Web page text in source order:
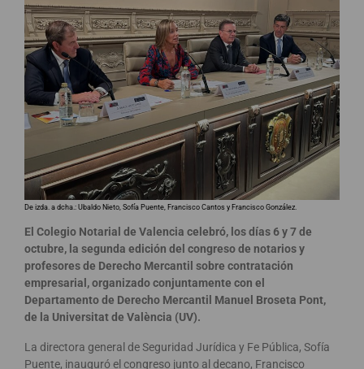
De izda. a dcha.: Ubaldo Nieto, Sofía Puente, Francisco Cantos y Francisco González.
El Colegio Notarial de Valencia celebró, los días 6 y 7 de
octubre, la segunda edición del congreso de notarios y
profesores de Derecho Mercantil sobre contratación
empresarial, organizado conjuntamente con el
Departamento de Derecho Mercantil Manuel Broseta Pont,
de la Universitat de València (UV).
La directora general de Seguridad Jurídica y Fe Pública, Sofía
Puente, inauguró el congreso junto al decano, Francisco